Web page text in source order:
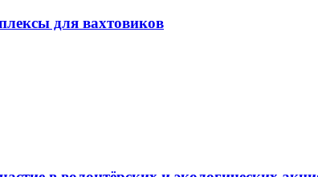
для вахтовиков